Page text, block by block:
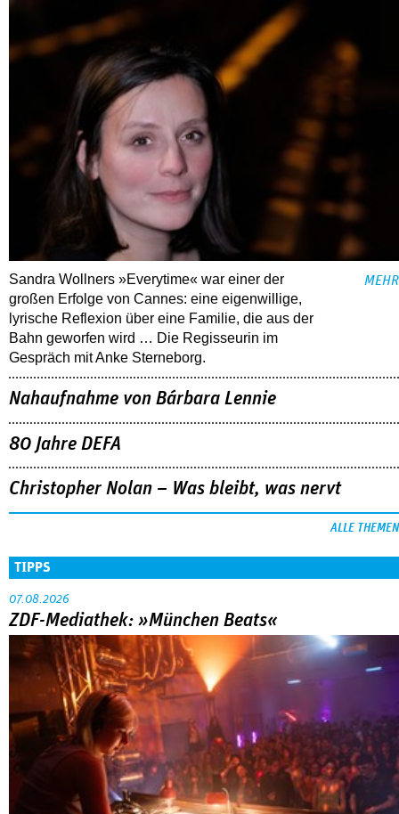
Sandra Wollners »Everytime« war einer der
großen Erfolge von Cannes: eine eigenwillige,
lyrische Reflexion über eine ­Familie, die aus der
Bahn geworfen wird … Die Regisseurin im
Gespräch mit Anke Sterneborg.
MEHR
Nahaufnahme von Bárbara Lennie
80 Jahre DEFA
Christopher Nolan – Was bleibt, was nervt
ALLE THEMEN
TIPPS
07.08.2026
ZDF-Mediathek: »München Beats«